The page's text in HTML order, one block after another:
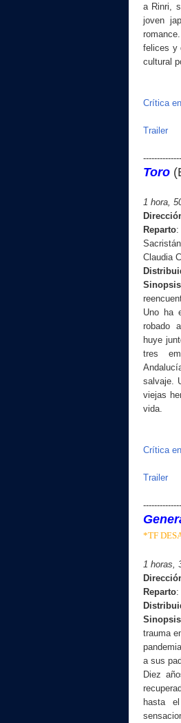
a Rinri,
joven
felices y
cultural
Crítica
Trailer
Toro
1 hora,
Reparto:
Claudia
Sinopsis
Uno ha
robado
huye
tres
salvaje.
viejas
vida.
Crítica
Trailer
*TF
1 horas,
Reparto:
Sinopsis
trauma
a sus
Diez
hasta